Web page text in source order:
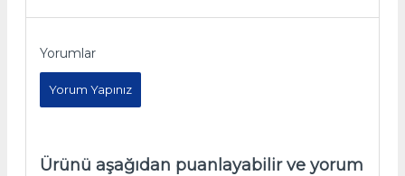
Yorumlar
Yorum Yapınız
Ürünü aşağıdan puanlayabilir ve yorum